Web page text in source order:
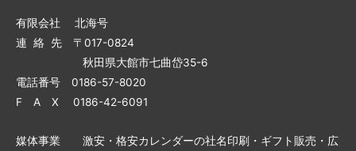
有限会社 北海号
連 絡 先 〒017-0824
秋田県大館市七曲岱35-6
電話番号 0186-57-8020
F A X 0186-42-6091
媒体事業 激安・格安カレンダーの社名印刷・ギフト販売・広